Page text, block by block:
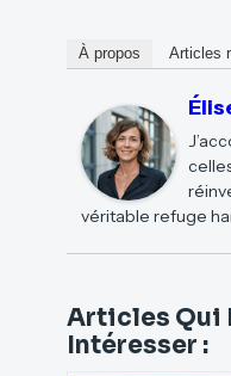
À propos Articles
véritable refuge
Articles Qui
Intéresser :